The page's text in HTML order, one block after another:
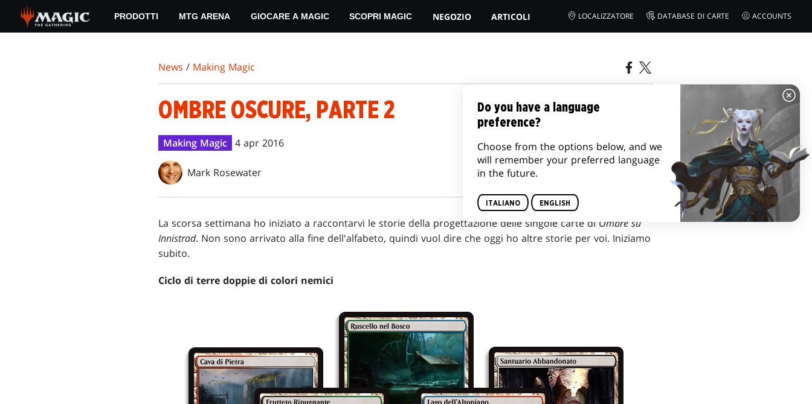
main
PRODOTTI MTG ARENA GIOCARE A MAGIC SCOPRI MAGIC NEGOZIO ARTICOLI LOCALIZZATORE DATABASE DI CARTE ACCOUNTS
News / Making Magic
OMBRE OSCURE, PARTE 2
Making Magic 4 apr 2016
Mark Rosewater
La scorsa settimana ho iniziato a raccontarvi le storie della progettazione delle singole carte di Ombre su
Innistrad. Non sono arrivato alla fine dell'alfabeto, quindi vuol dire che oggi ho altre storie per voi. Iniziamo
subito.
Ciclo di terre doppie di colori nemici
Do you have a language
preference?
Choose from the options below, and we
will remember your preferred language
in the future.
ITALIANO ENGLISH